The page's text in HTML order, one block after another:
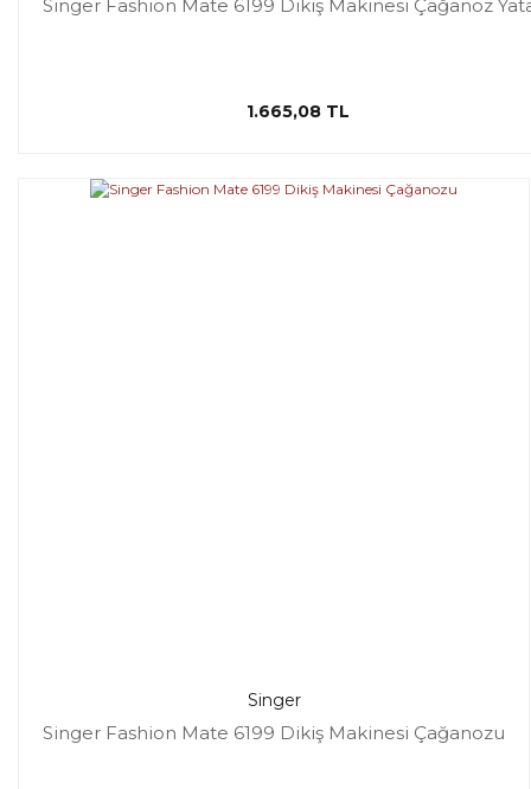
Singer Fashion Mate 6199 Dikiş Makinesi Çağanoz
1.665,08 TL
Singer
Singer Fashion Mate 6199 Dikiş Makinesi Çağanozu